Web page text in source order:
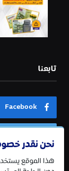
تابعنا
Facebook
Telegram
نحن نقدر
هذا الموقع